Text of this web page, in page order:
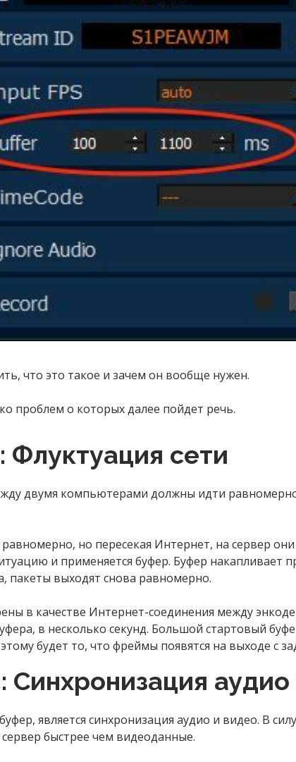
что это такое и зачем он вообще нужен.
проблем о которых далее пойдет речь.
сети
двумя компьютерами должны идти
но пересекая Интернет, на сервер
и применяется буфер. Буфер накапливает
пакеты выходят снова равномерно.
в качестве Интернет-соединения между
в несколько секунд. Большой стартовый
будет то, что фреймы появятся на выходе с
аудио
является синхронизация аудио и видео. В
сервер быстрее чем видеоданные.